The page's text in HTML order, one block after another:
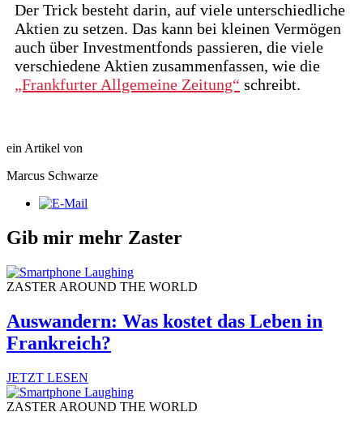
Der Trick besteht darin, auf viele unterschiedliche
Aktien zu setzen. Das kann bei kleinen Vermögen
auch über Investmentfonds passieren, die viele
verschiedene Aktien zusammenfassen, wie die
„Frankfurter Allgemeine Zeitung“ schreibt.
ein Artikel von
Marcus Schwarze
Gib mir mehr Zaster
ZASTER AROUND THE WORLD
Auswandern: Was kostet das Leben in
Frankreich?
JETZT LESEN
ZASTER AROUND THE WORLD